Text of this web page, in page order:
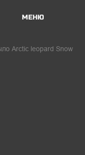
МЕНЮ
Arctic leopard Snow